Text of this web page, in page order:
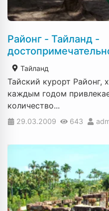
Районг - Тайланд -
Тайланд
Тайский курорт Районг,
каждым годом
количество...
29.03.2009 643